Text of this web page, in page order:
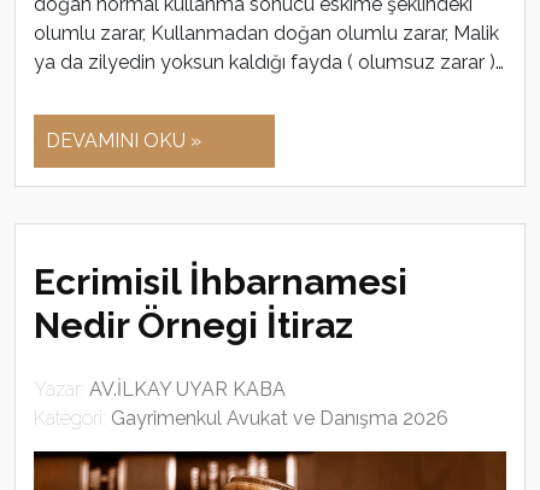
olumlu zarar, Kullanmadan doğan olumlu zarar, Malik
ya da zilyedin yoksun kaldığı fayda ( olumsuz zarar )…
DEVAMINI OKU »
Ecrimisil İhbarnamesi
Nedir Örnegi İtiraz
Yazar: AV.İLKAY UYAR KABA
Kategori: Gayrimenkul Avukat ve Danışma 2026